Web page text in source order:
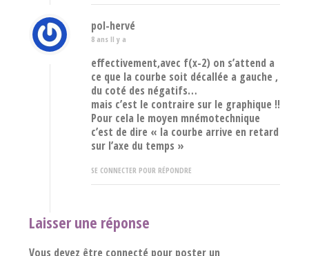
pol-hervé
8 ans Il y a
effectivement,avec f(x-2) on s’attend a
ce que la courbe soit décallée a gauche ,
du coté des négatifs…
mais c’est le contraire sur le graphique !!
Pour cela le moyen mnémotechnique
c’est de dire « la courbe arrive en retard
sur l’axe du temps »
SE CONNECTER POUR RÉPONDRE
Laisser une réponse
Vous devez être connecté pour poster un